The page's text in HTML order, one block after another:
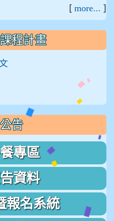
[ more... ]
程計畫
告
專區
資料
報名系統